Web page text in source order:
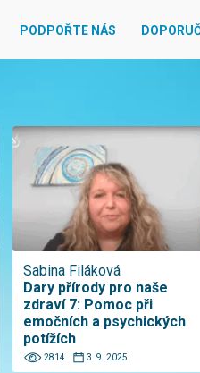
PODPOŘTE NÁS
Sabina Filáková
Dary přírody pro naše
zdraví 7: Pomoc při
emočních a psychických
potížích
2814 3. 9. 2025